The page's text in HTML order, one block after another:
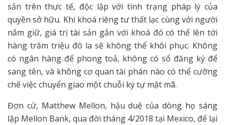
sản trên thực tế, độc lập với tình trạng pháp lý của
quyền sở hữu. Khi khoá riêng tư thất lạc cùng với người
nắm giữ, giá trị tài sản gắn với khoá đó có thể lên tới
hàng trăm triệu đô la sẽ không thể khôi phục. Không
có ngân hàng để phong toả, không có sổ đăng ký để
sang tên, và không cơ quan tài phán nào có thể cưỡng
chế việc chuyển giao một chuỗi ký tự mật mã.
Đơn cử, Matthew Mellon, hậu duệ của dòng họ sáng
lập Mellon Bank, qua đời tháng 4/2018 tại Mexico, để lại